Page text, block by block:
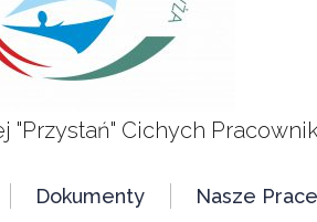
"Przystań" Cichych
Dokumenty Nasze Prace